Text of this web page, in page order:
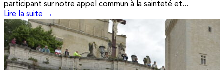
participant sur notre appel commun à la sainteté et...
Lire la suite →